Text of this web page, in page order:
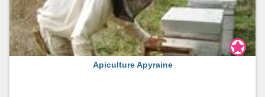
Apiculture Apyraine